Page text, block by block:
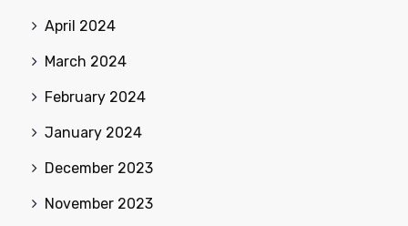
April 2024
March 2024
February 2024
January 2024
December 2023
November 2023